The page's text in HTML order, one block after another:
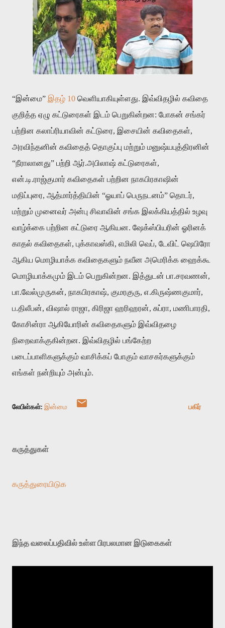
“இன்மை” இதழ் 10 வெளியாகியுள்ளது. இவ்விதழில் கவிதை
குறித்த ஏழு கட்டுரைகள் இடம் பெறுகின்றன: போகன் சங்கர்
பற்றின கலாப்ரியாவின் கட்டுரை, இசையின் கவிதைகள்,
அரவிந்தனின் கவிதைத் தொகுப்பு மற்றும் மனுஷ்யபுத்திரனின்
“நீராலானது” பற்றி ஆர்.அபிலாஷ் கட்டுரைகள்,
என்.டி.ராஜ்குமார் கவிதைகள் பற்றின நாகபிரகாஷின்
மதிப்புரை, ஆத்மார்த்தியின் “ஓயாப் பெருநடனம்” தொடர்,
மற்றும் முனைவர் அன்பு சிவாவின் சங்க இலக்கியத்தில் உழவு
வாழ்க்கை பற்றின கட்டுரை ஆகியன. ஷேக்ஸ்பியரின் ஓரினக்
காதல் கவிதைகள், புக்காவஸ்கி, எமிலி வெப், டேவிட் ஷெபிரோ
ஆகிய மொழியாக்க கவிதைகளும் நவீன அமெரிக்க ஹைக்கூ
மொழியாக்கமும் இடம் பெறுகின்றன. இத்துடன் பா.சரவணன்,
பா.வேல்முருகன், நாகபிரகாஷ், குமரகுரு, எ.கிருஷ்ணகுமார்,
ப.திலீபன், விஷால் ராஜா, கிரிஜா ஹரிஹரன், சுப்ரா, மணிபாரதி,
கோசின்ரா ஆகியோரின் கவிதைகளும் இவ்விதழை
நிறைவாக்குகின்றன. இவ்விதழில் பங்கேற்ற
படைப்பாளிகளுக்கும் வாசிக்கப் போகும் வாசகர்களுக்கும்
எங்கள் நன்றியும் அன்பும்.
லேபிள்கள்: இன்மை பகிர்
கருத்துகள்
கருத்துரையிடுக
இந்த வலைப்பதிவில் உள்ள பிரபலமான இடுகைகள்